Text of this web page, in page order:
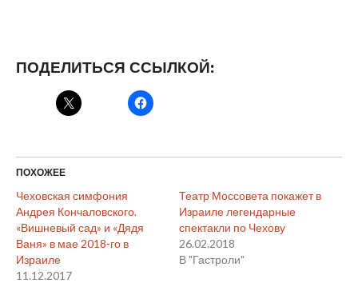
ПОДЕЛИТЬСЯ ССЫЛКОЙ:
ПОХОЖЕЕ
Чеховская симфония
Андрея Кончаловского.
«Вишневый сад» и «Дядя
Ваня» в мае 2018-го в
Израиле
11.12.2017
Театр Моссовета покажет в
Израиле легендарные
спектакли по Чехову
26.02.2018
В "Гастроли"